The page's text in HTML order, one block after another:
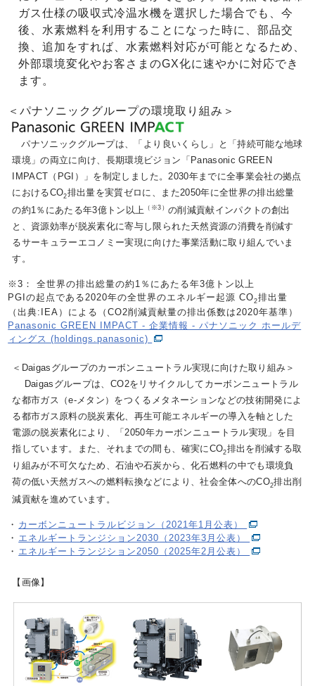
ガス仕様の吸収式冷温水機を選択した場合でも、今
後、水素燃料を利用することになった時に、部品交
換、追加をすれば、水素燃料対応が可能となるため、
外部環境変化やお客さまのGX化に速やかに対応でき
ます。
＜パナソニックグループの環境取り組み＞
パナソニックグループは、「より良いくらし」と「持続可能な地球
環境」の両立に向け、長期環境ビジョン「Panasonic GREEN
IMPACT（PGI）」を制定しました。2030年までに全事業会社の拠点
におけるCO2排出量を実質ゼロに、また2050年に全世界の排出総量
の約1％にあたる年3億トン以上 （※3） の削減貢献インパクトの創出
と、資源効率が脱炭素化に寄与し限られた天然資源の消費を削減す
るサーキュラーエコノミー実現に向けた事業活動に取り組んでいま
す。
※3： 全世界の排出総量の約1％にあたる年3億トン以上
PGIの起点である2020年の全世界のエネルギー起源 CO2排出量
（出典:IEA）による（CO2削減貢献量の排出係数は2020年基準）
Panasonic GREEN IMPACT - 企業情報 - パナソニック ホールデ
ィングス (holdings.panasonic)
＜Daigasグループのカーボンニュートラル実現に向けた取り組み＞
Daigasグループは、CO2をリサイクルしてカーボンニュートラル
な都市ガス（e-メタン）をつくるメタネーションなどの技術開発によ
る都市ガス原料の脱炭素化、再生可能エネルギーの導入を軸とした
電源の脱炭素化により、「2050年カーボンニュートラル実現」を目
指しています。また、それまでの間も、確実にCO2排出を削減する取
り組みが不可欠なため、石油や石炭から、化石燃料の中でも環境負
荷の低い天然ガスへの燃料転換などにより、社会全体へのCO2排出削
減貢献を進めています。
・ カーボンニュートラルビジョン（2021年1月公表）
・ エネルギートランジション2030（2023年3月公表）
・ エネルギートランジション2050（2025年2月公表）
【画像】